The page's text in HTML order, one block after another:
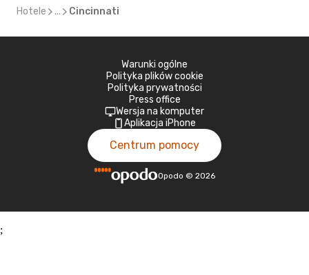
Hotele ... Cincinnati
Warunki ogólne
Polityka plików cookie
Polityka prywatności
Press office
Wersja na komputer
Aplikacja iPhone
Centrum pomocy
Opodo © 2026
;